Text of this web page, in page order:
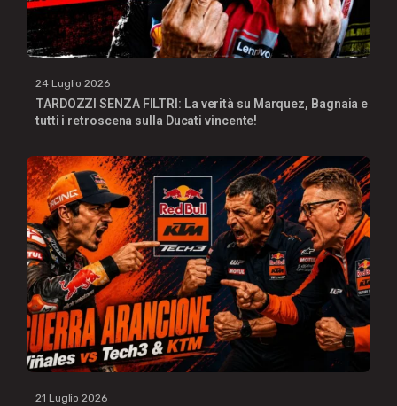
24 Luglio 2026
TARDOZZI SENZA FILTRI: La verità su Marquez, Bagnaia e
tutti i retroscena sulla Ducati vincente!
21 Luglio 2026